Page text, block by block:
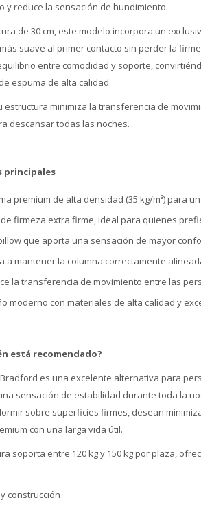
y reduce la sensación de hundimiento.
de 30 cm, este modelo incorpora un
suave al primer contacto sin perder la
entre comodidad y soporte,
espuma de alta calidad.
estructura minimiza la transferencia de
descansar todas las noches.
principales
premium de alta densidad (35 kg/m³) para
firmeza extra firme, ideal para quienes
que aporta una sensación de mayor
a mantener la columna correctamente
la transferencia de movimiento entre las
moderno con materiales de alta calidad y
está recomendado?
Bradford es una excelente alternativa para
sensación de estabilidad durante toda la
sobre superficies firmes, desean
con una larga vida útil.
soporta entre 120 kg y 150 kg por plaza,
construcción